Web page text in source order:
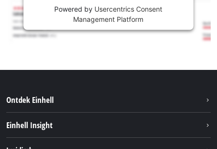
Powered by Usercentrics Consent
Management Platform
Ontdek Einhell
Einhell Insight